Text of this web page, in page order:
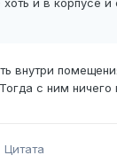
хоть и в корпусе
внутри
с ним ничего
Цитата